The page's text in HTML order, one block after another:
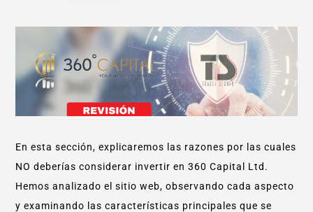
En esta sección, explicaremos las razones por las cuales
NO deberías considerar invertir en 360 Capital Ltd.
Hemos analizado el sitio web, observando cada aspecto
y examinando las características principales que se